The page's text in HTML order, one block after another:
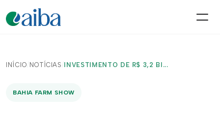
INÍCIO/ NOTÍCIAS / INVESTIMENTO DE R$ 3,2 BI...
BAHIA FARM SHOW